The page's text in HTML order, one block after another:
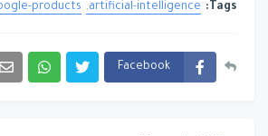
Tags:
artificial-intelligence
products
Facebook